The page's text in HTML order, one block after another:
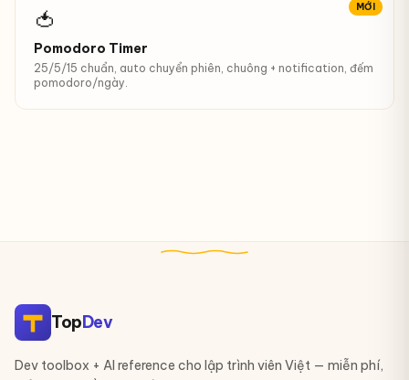
MỚI
🍅
Pomodoro Timer
25/5/15 chuẩn, auto chuyển phiên, chuông + notification, đếm
pomodoro/ngày.
TopDev
Dev toolbox + AI reference cho lập trình viên Việt — miễn phí,